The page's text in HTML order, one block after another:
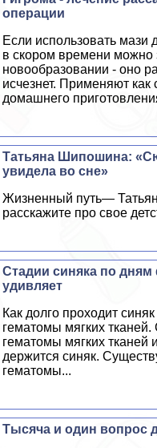
операции
Если использовать мази
в скором времени можно
новообразовании - оно
исчезнет. Применяют как
домашнего
Татьяна Шипошина:
увидела во сне»
Жизненный путь—
расскажите про свое
Стадии синяка по
удивляет
Как долго проходит
гематомы мягких тканей.
гематомы мягких тканей
держится синяк.
гематомы...
Тысяча и один вопрос